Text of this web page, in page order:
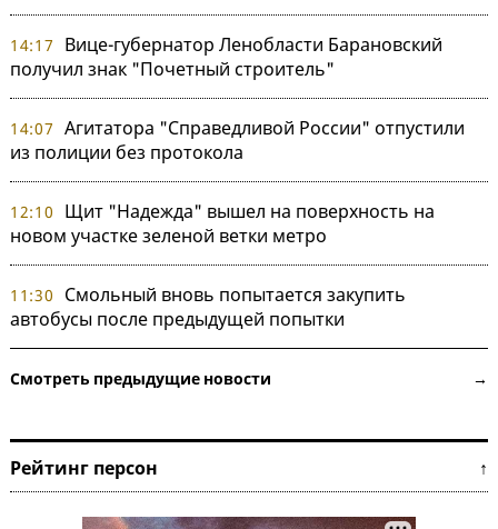
14:17
Вице-губернатор Ленобласти Барановский
получил знак "Почетный строитель"
14:07 Агитатора "Справедливой России" отпустили
из полиции без протокола
12:10
Щит "Надежда" вышел на поверхность на
новом участке зеленой ветки метро
11:30
Смольный вновь попытается закупить
автобусы после предыдущей попытки
Смотреть предыдущие новости →
Рейтинг персон ↑